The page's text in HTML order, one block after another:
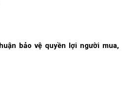
bảo vệ quyền lợi người mua,